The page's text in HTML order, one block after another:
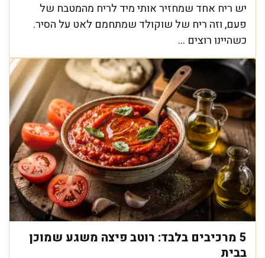
יש ריח אחד שמחזיר אותי מיד לריח מהמטבח של
פעם, וזה ריח של שוקולד שמתחמם לאט על הסיר.
כשהיינו רוצים ...
5 מרכיבים בלבד: רוטב פיצה משגע שמוכן
בבית